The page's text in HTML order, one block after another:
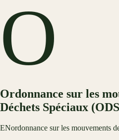
O
Ordonnance sur les
Déchets Spéciaux
ENordonnance sur les mouvements